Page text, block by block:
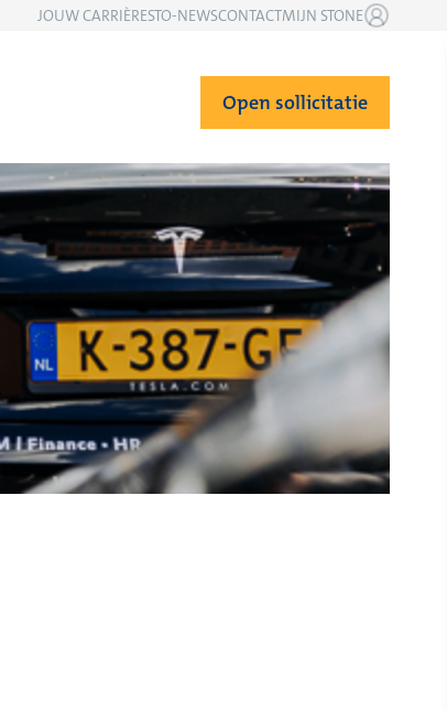
JOUW CARRIÈRESTO-NEWSCONTACTMIJN STONE
Open sollicitatie